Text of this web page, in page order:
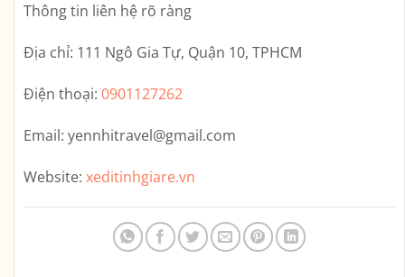
Thông tin liên hệ rõ ràng
Địa chỉ: 111 Ngô Gia Tự, Quận 10, TPHCM
Điện thoại: 0901127262
Email: yennhitravel@gmail.com
Website: xeditinhgiare.vn